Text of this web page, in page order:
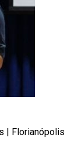
| Florianópolis